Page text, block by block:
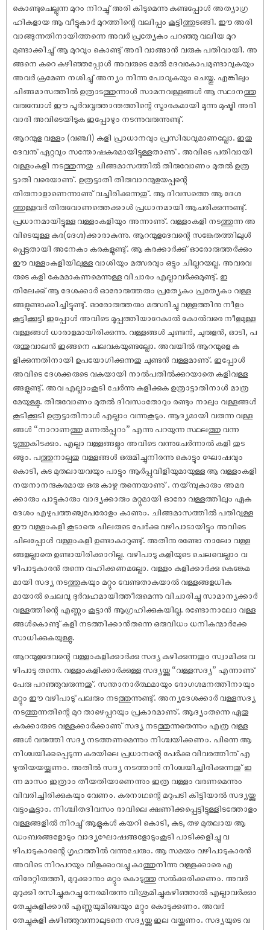
കൊണ്ടുചെല്ലുന്ന മുറം നിറച്ചു് അരി കിടുമെന്നു കണ്ടപ്പോൾ അത്യാഗ്ര
ഹികളായ ആ വീട്ടുകാർ മുറത്തിന്റെ വലിപ്പം കൂട്ടിത്തുടങ്ങി. ഈ അരി
വാങ്ങുന്നതിനായിത്തന്നെ അവർ പ്രത്യേകം പറഞ്ഞു വലിയ മുറ
മുണ്ടാക്കിച്ചു് ആ മുറവും കൊണ്ടു് അരി വാങ്ങാൻ വരുക പതിവായി. അ
ങ്ങനെ കുറെ കഴിഞ്ഞപ്പോൾ അവരുടെ മേൽ ദേവകോപമുണ്ടാവുകയും
അവർ ക്രമേണ നശിച്ചു് അന്യം നിന്നു പോവുകയും ചെയ്തു. എങ്കിലും
ചിങ്ങമാസത്തിൽ ഉത്രാടത്തുന്നാൾ സാമനവള്ളങ്ങൾ ആ സ്ഥാനത്തു
വരുമ്പോൾ ഈ പൂർവവൃത്താന്തത്തിന്റെ സ്മാരകമായി മൂന്നു മുഷ്ടി അരി
വാരി അവിടെയിടുക ഇപ്പോഴും നടന്നുവരുന്നുണ്ടു്.
ആറന്മുള വള്ളം (വഞ്ചി) കളി പ്രാധാനവും പ്രസിദ്ധവുമാണല്ലോ. ഇതു
ദേവനു് ഏറ്റവും സന്തോ‌ഷകരമായിട്ടുള്ളതാണു് . അവിടെ പതിവായി
വള്ളംകളി നടത്തുന്നതു ചിങ്ങമാസത്തിൽ തിരുവോണം മുതൽ ഉത്ര
ട്ടാതി വരെയാണു്. ഉത്രട്ടാതി തിരുവാറന്മുളയപ്പന്റെ
തിരുനാളാണെന്നാണു് വച്ചിരിക്കുന്നതു്. ആ ദിവസത്തെ ആ ദേശ
ത്തുള്ളവർ തിരുവോണത്തെക്കാൾ പ്രധാനമായി ആചരിക്കുന്നുണ്ടു്.
പ്രധാനമായിട്ടുള്ള വള്ളംകളിയും അന്നാണു്. വള്ളംകളി നടത്തുന്ന അ
വിടെയുള്ള കര(ദേശ)ക്കാരാകുന്നു. ആറന്മുളദേവന്റെ സങ്കേതത്തിലുൾ
പ്പെട്ടതായി അനേകം കരകളുണ്ടു്. ആ കരക്കാർക്കു് ഓരോരുത്തർക്കും
ഈ വള്ളംകളിയിലുള്ള വാശിയും മത്സരവും ഒട്ടും ചില്ലറയല്ല. അവരവ
രുടെ കളി കേമമാകണമെന്നുള്ള വിചാരം എല്ലാവർക്കുമുണ്ടു്. ഇ
തിലേക്കു് ആ ദേശക്കാർ ഓരോരുത്തരും പ്രത്യേകം പ്രത്യേകം വള്ള
ങ്ങളുണ്ടാക്കിച്ചിട്ടുണ്ടു്. ഓരോരുത്തരും മത്സരിച്ചു വള്ളത്തിനു നീളം
കൂട്ടിക്കൂട്ടി ഇപ്പോൾ അവിടെ മൂപ്പത്തിയാറേകാൽ കോൽവരെ നീളമുള്ള
വള്ളങ്ങൾ ധാരാളമായിരിക്കുന്നു. വള്ളങ്ങൾ ചുണ്ടൻ, ചുരുളൻ, ഓടി, പ
രുന്തുവാലൻ ഇങ്ങനെ പലവകയുണ്ടല്ലോ. അവയിൽ ആറന്മുളെ ക
ളിക്കുന്നതിനായി ഉപയോഗിക്കുന്നതു ചുണ്ടൻ വള്ളമാണു്. ഇപ്പോൾ
അവിടെ ദേശക്കരുടെ വകയായി നാൽപതിൽക്കുറയാതെ കളിവള്ള
ങ്ങളുണ്ടു്. അവ എല്ലാംകൂടി ചേർന്നു കളിക്കുക ഉത്രാട്ടാതിനാൾ മാത്ര
മേയുള്ളു. തിരുവോണം മുതൽ ദിവസംതോറും രണ്ടും നാലും വള്ളങ്ങൾ
കൂടിക്കൂടി ഉത്രട്ടാതിനാൾ എല്ലാം വന്നുകൂടും. ആദ്യമായി വരുന്ന വള്ള
ങ്ങൾ “നാറാണത്തു മണൽപ്പുറം” എന്നു പറയുന്ന സ്ഥലത്തു വന്ന
ടുത്തുകിടക്കും. എല്ലാ വള്ളങ്ങളും അവിടെ വന്നുചേർന്നാൽ കളി തുട
ങ്ങും. പത്തുനാല്പതു വള്ളങ്ങൾ ഒരുമിച്ചുനിരന്നു കൊട്ടും ഘോ‌ഷവും
കൊടി, കുട മുതലായവയും പാട്ടും ആർപ്പുവിളിയുമായുള്ള ആ വള്ളംകളി
നയനാനന്ദകരമായ ഒരു കാഴ്ച തന്നെയാണു് . നയ്‌‌മ്പുകാരും അമര
ക്കാരും പാട്ടുകാരും വാദ്യക്കാരും മറ്റുമായി ഓരോ വള്ളത്തിലും ഏക
ദേശം എഴുപത്തഞ്ചുപേരോളം കാണും. ചിങ്ങമാസത്തിൽ പതിവുള്ള
ഈ വള്ളംകളി കൂടാതെ ചിലരുടെ പേർക്കു വഴിപാടായിട്ടും അവിടെ
ചിലപ്പോൾ വള്ളംകളി ഉണ്ടാകാറുണ്ടു്. അതിനു രണ്ടോ നാലോ വള്ള
ങ്ങളല്ലാതെ ഉണ്ടായിരിക്കാറില്ല. വഴിപാടു കളിയുടെ ചെലവെല്ലാം വ
ഴിപാടുകാരൻ തന്നെ വഹിക്കണമല്ലോ. വള്ളം കളിക്കാർക്കു കെങ്കേമ
മായി സദ്യ നടത്തുകയും മറ്റും വേണ്ടതാകയാൽ വള്ളങ്ങളധിക
മായാൽ ചെലവു ദുർവഹമായിത്തീരുമെന്നു വിചാരിച്ചു സാമാന്യക്കാർ
വള്ളത്തിന്റെ എണ്ണം കൂട്ടാൻ ആഗ്രഹിക്കുകയില്ല. രണ്ടോനാലോ വള്ള
ങ്ങൾകൊണ്ടു് കളി നടത്തിക്കാൻതന്നെ ഒരുവിധം ധനികന്മാർക്കേ
സാധിക്കുകയുള്ളു.
ആറന്മുളദേവന്റെ വള്ളംകളിക്കാർക്കു സദ്യ കഴിക്കുന്നതും സ്വാമിക്കു വ
ഴിപാടു തന്നെ. വള്ളംകളിക്കാർക്കുള്ള സദ്യയ്ക്കു “വള്ളസദ്യ” എന്നാണു്
പേരു പറഞ്ഞുവരുന്നതു്. സന്താനാർത്ഥമായും രോഗശമനത്തിനായും
മറ്റും ഈ വഴിപാടു് പലരും നടത്തുന്നുണ്ടു്. അന്യദേശക്കാർ വള്ളസദ്യ
നടത്തുന്നതിന്റെ മുറ താഴെപ്പറയും പ്രകാരമാണു്. ആദ്യംതന്നെ ഏതു
കരക്കാരുടെ വള്ളക്കാർക്കാണു് സദ്യ നടത്തുന്നതെന്നും എത്ര വള്ള
ങ്ങൾ വരുത്തി സദ്യ നടത്തണമെന്നും നിശ്ചയിക്കണം. പിന്നെ ആ
നിശ്ചയിക്കപ്പെടുന്ന കരയിലെ പ്രധാനന്റെ പേർക്കു വിവരത്തിനു്‌ എ
ഴുതിയയയ്ക്കണം. അതിൽ സദ്യ നടത്താൻ നിശ്ചയിച്ചിരിക്കുന്നതു് ഇ
ന്ന മാസം ഇത്രാം തീയതിയാണെന്നും ഇത്ര വള്ളം വരണമെന്നും
വിവരിച്ചിരിക്കുകയും വേണം. കരനാഥന്റെ മറുപടി കിട്ടിയാൽ സദ്യയ്ക്കു
വട്ടംകൂട്ടാം. നിശ്ചിതദിവസം രാവിലെ ക്ഷണിക്കപ്പെട്ടിട്ടുള്ളിടത്തോളം
വള്ളങ്ങളിൽ നിറച്ചു് ആളുകൾ കയറി കൊടി, കുട, തഴ മുതലായ ആ
ഡംബരങ്ങളോടും വാദ്യഘോ‌ഷങ്ങളോടുംകൂടി പാടിക്കളിച്ചു വ
ഴിപാടുകാരന്റെ ഗൃഹത്തിൽ വന്നുചേരും. ആ സമയം വഴിപാടുകാരൻ
അവിടെ നിറപറയും വിളക്കുംവച്ചു കാത്തുനിന്നു വള്ളക്കാരെ എ
തിരേറ്റിരുത്തി, മുറുക്കാനും മറ്റും കൊടുത്തു സൽക്കരിക്കണം. അവർ
മുറുക്കി രസിച്ചുകുറച്ചു നേരമിരുന്നു വിശ്രമിച്ചുകഴിഞ്ഞാൽ എല്ലാവർക്കും
തേച്ചുകുളിക്കാൻ എണ്ണയുമിഞ്ചയും മറ്റും കൊടുക്കണം. അവർ
തേച്ചുകുളി കഴിഞ്ഞുവന്നാലുടനെ സദ്യയ്ക്കു ഇല വയ്ക്കണം. സദ്യയുടെ വ